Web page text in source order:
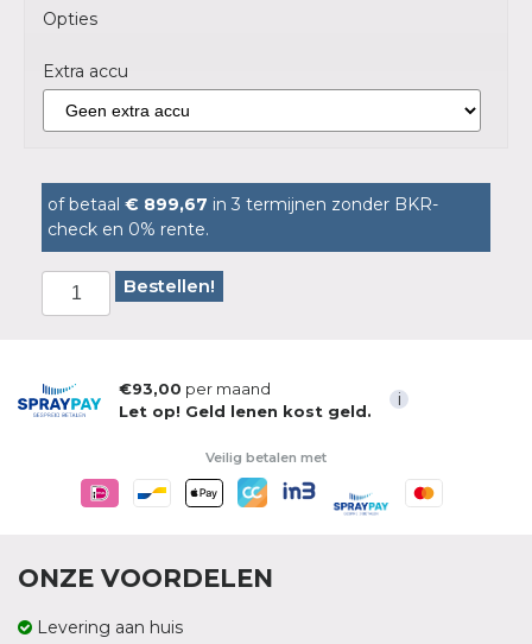
Opties
Extra accu
of betaal € 899,67 in 3 termijnen zonder BKR-
check en 0% rente.
Bestellen!
€93,00 per maand
Let op! Geld lenen kost geld.
i
Veilig betalen met
ONZE VOORDELEN
Levering aan huis